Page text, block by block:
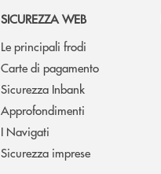
SICUREZZA WEB
Le principali frodi
Carte di pagamento
Sicurezza Inbank
Approfondimenti
I Navigati
Sicurezza imprese